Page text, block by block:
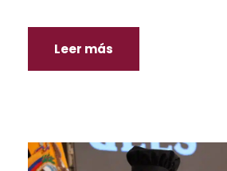
Leer más